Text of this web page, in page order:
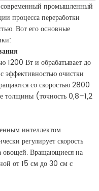
промышленный
процесса переработки
Вот его основные
1200 Вт и обрабатываетдо
очистки
со скоростью 2800
толщины (точность 0,8–1,2
интеллектом
регулирует скорость
овощей. Вращающиеся на
от 15 см до 30 см с